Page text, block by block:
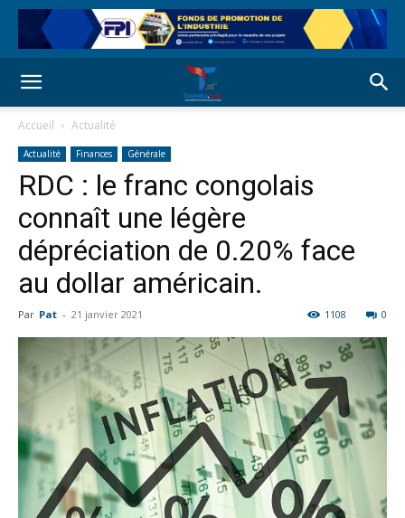
Accueil Actualité
Actualité Finances Générale
RDC : le franc congolais
connaît une légère
dépréciation de 0.20% face
au dollar américain.
Par Pat - 21 janvier 2021 0
1108